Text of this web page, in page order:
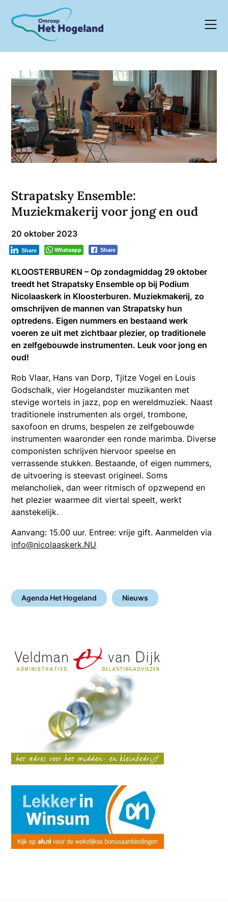
content
Strapatsky Ensemble:
Muziekmakerij voor jong en oud
20 oktober 2023
Whatsapp Share
Share
KLOOSTERBUREN – Op zondagmiddag 29 oktober
treedt het Strapatsky Ensemble op bij Podium
Nicolaaskerk in Kloosterburen. Muziekmakerij, zo
omschrijven de mannen van Strapatsky hun
optredens. Eigen nummers en bestaand werk
voeren ze uit met zichtbaar plezier, op traditionele
en zelfgebouwde instrumenten. Leuk voor jong en
oud!
Rob Vlaar, Hans van Dorp, Tjitze Vogel en Louis
Godschalk, vier Hogelandster muzikanten met
stevige wortels in jazz, pop en wereldmuziek. Naast
traditionele instrumenten als orgel, trombone,
saxofoon en drums, bespelen ze zelfgebouwde
instrumenten waaronder een ronde marimba. Diverse
componisten schrijven hiervoor speelse en
verrassende stukken. Bestaande, of eigen nummers,
de uitvoering is steevast origineel. Soms
melancholiek, dan weer ritmisch of opzwepend en
het plezier waarmee dit viertal speelt, werkt
aanstekelijk.
Aanvang: 15.00 uur. Entree: vrije gift. Aanmelden via
info@nicolaaskerk.NU
Agenda Het Hogeland Nieuws